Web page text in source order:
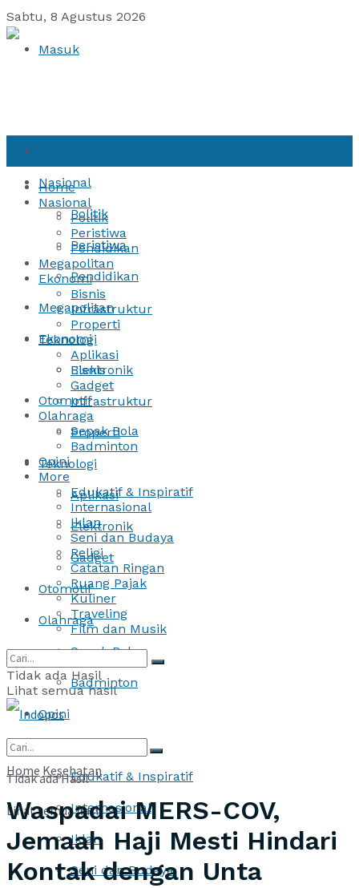
Sabtu, 8 Agustus 2026
Masuk
Nasional
Politik
Peristiwa
Pendidikan
Megapolitan
Ekonomi
Bisnis
Infrastruktur
Properti
Teknologi
Aplikasi
Elektronik
Gadget
Otomotif
Olahraga
Sepak Bola
Badminton
Opini
Edukatif & Inspiratif
Internasional
Iklan
Seni dan Budaya
Home
Nasional
Politik
Peristiwa
Pendidikan
Megapolitan
Ekonomi
Bisnis
Infrastruktur
Properti
Teknologi
Aplikasi
Elektronik
Gadget
Otomotif
Olahraga
Sepak Bola
Badminton
Opini
More
Edukatif & Inspiratif
Internasional
Iklan
Seni dan Budaya
Religi
Catatan Ringan
Ruang Pajak
Kuliner
Traveling
Film dan Musik
Tidak ada Hasil
Lihat semua hasil
Tidak ada Hasil
Lihat semua hasil
Home Kesehatan
Waspadai MERS-COV,
Jemaah Haji Mesti Hindari
Kontak dengan Unta